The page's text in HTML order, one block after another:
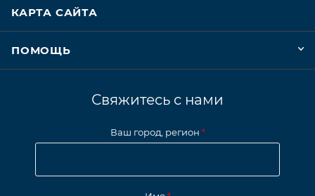
КАРТА САЙТА
ПОМОЩЬ
Свяжитесь с нами
Ваш город, регион *